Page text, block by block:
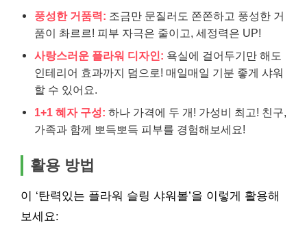
풍성한 거품력: 조금만 문질러도 쫀쫀하고 풍성한 거
품이 촤르르! 피부 자극은 줄이고, 세정력은 UP!
사랑스러운 플라워 디자인: 욕실에 걸어두기만 해도
인테리어 효과까지 덤으로! 매일매일 기분 좋게 샤워
할 수 있어요.
1+1 혜자 구성: 하나 가격에 두 개! 가성비 최고! 친구,
가족과 함께 뽀득뽀득 피부를 경험해보세요!
활용 방법
이 ‘탄력있는 플라워 슬링 샤워볼’을 이렇게 활용해
보세요: